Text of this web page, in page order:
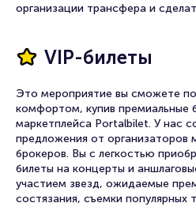
организации трансфера и
VIP-билеты
Это мероприятие вы сможете
комфортом, купив премиальные
маркетплейса Portalbilet. У нас
предложения от организаторов
брокеров. Вы с легкостью
билеты на концерты и
участием звезд, ожидаемые
состязания, съемки популярных